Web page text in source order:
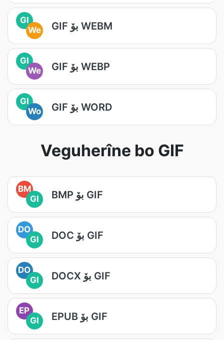
GI
We
GIF بۆ WEBM
GI
We
GIF بۆ WEBP
GI
Wo
GIF بۆ WORD
Veguherîne bo GIF
BM
GI
BMP بۆ GIF
DO
GI
DOC بۆ GIF
DO
GI
DOCX بۆ GIF
EP
GI
EPUB بۆ GIF